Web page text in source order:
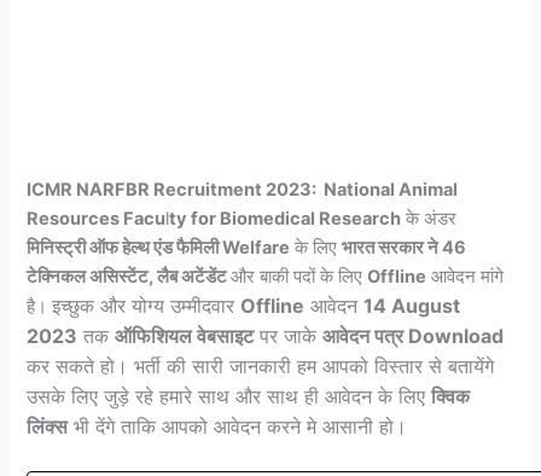
ICMR NARFBR Recruitment 2023: National Animal
Resources Faculty for Biomedical Research के अंडर
मिनिस्ट्री ऑफ हेल्थ एंड फैमिली Welfare के लिएभारत सरकार ने 46
टेक्निकल असिस्टेंट, लैब अटेंडेंटऔर बाकी पदों के लिएOffline आवेदन मांगे
है।इच्छुक और योग्य उम्मीदवार Offline आवेदन14 August
2023 तकऑफिशियल वेबसाइटपर जाकेआवेदन पत्र Download
कर सकते हो। भर्ती की सारी जानकारी हम आपको विस्तार से बतायेंगे
उसके लिए जुड़े रहे हमारे साथ और साथ ही आवेदन के लिएक्विक
लिंक्सभी देंगे ताकि आपको आवेदन करने मे आसानी हो।